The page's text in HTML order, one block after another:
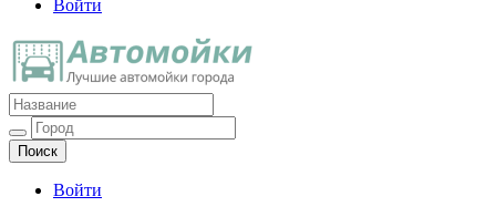
Войти
Автомойки
Ещё один сайт на WordPress
Войти